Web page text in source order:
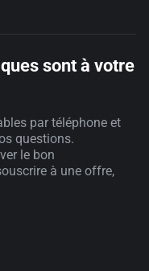
sont à votre
par téléphone et
questions.
le bon
à une offre,